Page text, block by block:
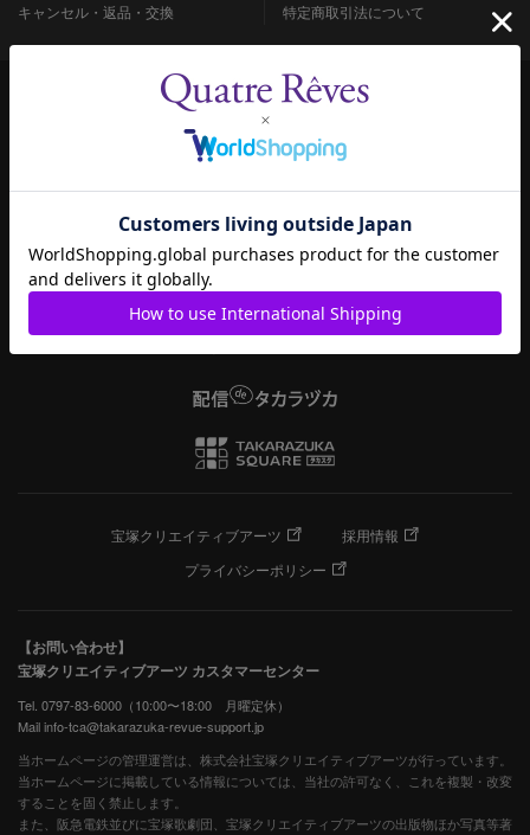
キャンセル・返品・交換
特定商取引法について
宝塚クリエイティブアーツ
採用情報
プライバシーポリシー
【お問い合わせ】
宝塚クリエイティブアーツ カスタマーセンター
Tel. 0797-83-6000（10:00〜18:00 月曜定休）
Mail info-tca@takarazuka-revue-support.jp
当ホームページの管理運営は、株式会社宝塚クリエイティブアーツが行っています。
当ホームページに掲載している情報については、当社の許可なく、これを複製・改変
することを固く禁止します。
また、阪急電鉄並びに宝塚歌劇団、宝塚クリエイティブアーツの出版物ほか写真等著